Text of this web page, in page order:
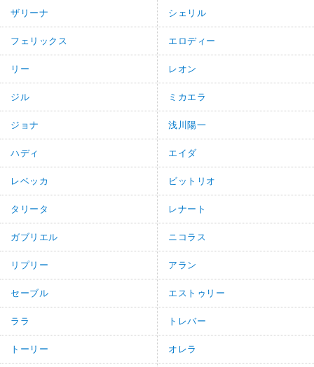
ザリーナ シェリル
フェリックス エロディー
リー レオン
ジル ミカエラ
ジョナ 浅川陽一
ハディ エイダ
レベッカ ビットリオ
タリータ レナート
ガブリエル ニコラス
リプリー アラン
セーブル エストゥリー
ララ トレバー
トーリー オレラ